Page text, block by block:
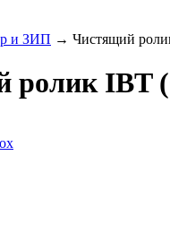
и ЗИП → Чистящий
IBT